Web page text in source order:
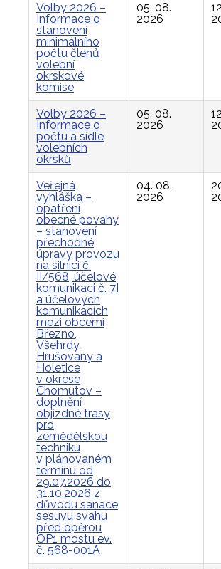
Volby 2026 –
Informace o
stanovení
minimálního
počtu členů
volební
okrskové
komise
05. 08.
2026
Volby 2026 –
Informace o
počtu a sídle
volebních
okrsků
05. 08.
2026
Veřejná
vyhláška –
opatření
obecné povahy
– stanovení
přechodné
úpravy provozu
na silnici č.
II/568, účelové
komunikaci č. 7I
a účelových
komunikacích
mezi obcemi
Březno,
Všehrdy,
Hrušovany a
Holetice
v okrese
Chomutov –
doplnění
objízdné trasy
pro
zemědělskou
techniku
v plánovaném
termínu od
29.07.2026 do
31.10.2026 z
důvodu sanace
sesuvu svahu
před opěrou
OP1 mostu ev.
č. 568-001A
04. 08.
2026